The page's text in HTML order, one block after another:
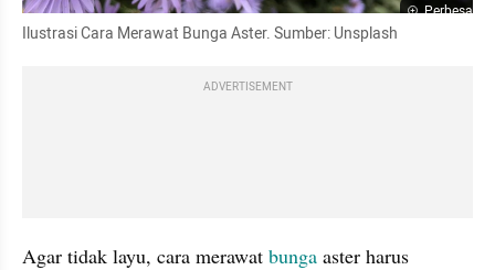
Perbesar
Ilustrasi Cara Merawat Bunga Aster. Sumber: Unsplash
ADVERTISEMENT
Agar tidak layu, cara merawat bunga aster harus